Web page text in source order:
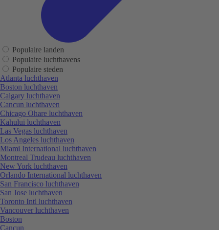
Populaire landen
Populaire luchthavens
Populaire steden
Atlanta luchthaven
Boston luchthaven
Calgary luchthaven
Cancun luchthaven
Chicago Ohare luchthaven
Kahului luchthaven
Las Vegas luchthaven
Los Angeles luchthaven
Miami International luchthaven
Montreal Trudeau luchthaven
New York luchthaven
Orlando International luchthaven
San Francisco luchthaven
San Jose luchthaven
Toronto Intl luchthaven
Vancouver luchthaven
Boston
Cancun